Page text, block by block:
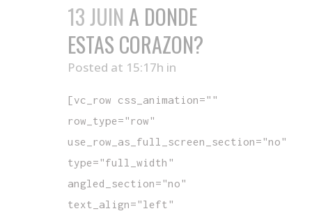
13 JUIN A DONDE
ESTAS CORAZON?
Posted at 15:17h in
[vc_row css_animation=""
row_type="row"
use_row_as_full_screen_section="no"
type="full_width"
angled_section="no"
text_align="left"